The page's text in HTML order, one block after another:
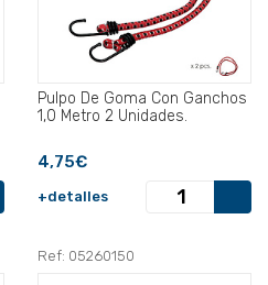
Pulpo De Goma Con Ganchos
1,0 Metro 2 Unidades.
4,75€
+detalles
Ref: 05260150